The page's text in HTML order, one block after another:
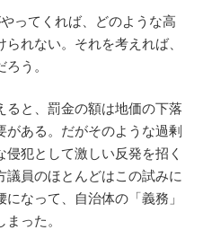
ってくれば、どのような高
れない。それを考えれば、
う。
ると、罰金の額は地価の下落
がある。だがそのような過剰
犯として激しい反発を招く
員のほとんどはこの試みに
なって、自治体の「義務」
った。